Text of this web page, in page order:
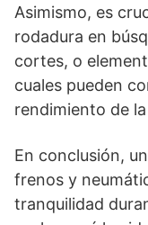
Asimismo, es
rodadura en
cortes, o
cuales pueden
rendimiento de
En conclusión,
frenos y
tranquilidad